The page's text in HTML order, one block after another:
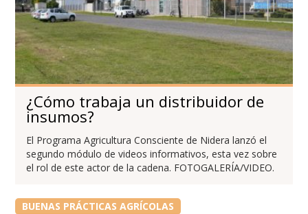
¿Cómo trabaja un distribuidor de
insumos?
El Programa Agricultura Consciente de Nidera lanzó el
segundo módulo de videos informativos, esta vez sobre
el rol de este actor de la cadena. FOTOGALERÍA/VIDEO.
BUENAS PRÁCTICAS AGRÍCOLAS